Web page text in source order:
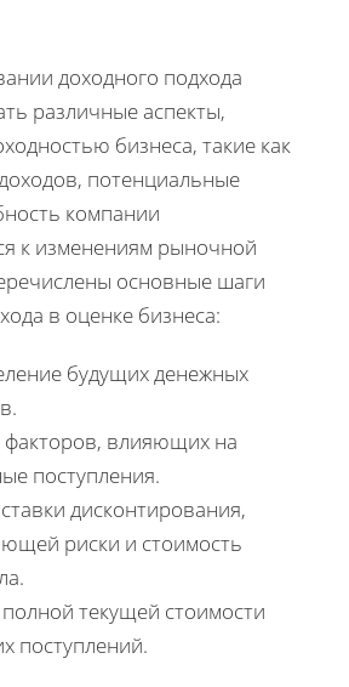
доходного подхода
различные аспекты,
бизнеса, такие как
потенциальные
компании
к изменениям рыночной
основные шаги
в оценке бизнеса:
будущих денежных
факторов, влияющих на
поступления.
дисконтирования,
риски и стоимость
полной текущей стоимости
поступлений.